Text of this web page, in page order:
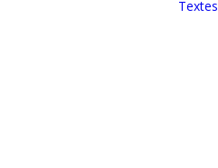
Textes